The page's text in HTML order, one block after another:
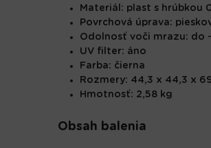
Materiál: plast s hrúbkou
Povrchová úprava:
Odolnosť voči mrazu: do -
UV filter: áno
Farba: čierna
Rozmery: 44,3 x 44,3 x
Hmotnosť: 2,58 kg
Obsah balenia